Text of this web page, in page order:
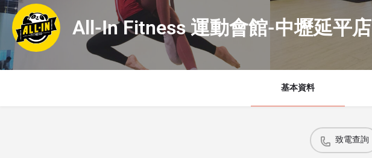
All-In Fitness 運動會館-中壢延平店
基本資料
致電查詢